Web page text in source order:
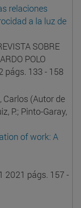
relaciones
a la luz de
SOBRE
POLO
págs. 133 - 158
Carlos (Autor de
P.; Pinto-Garay,
of work: A
2021 págs. 157 -